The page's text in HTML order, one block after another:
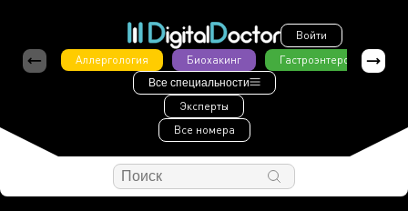
Войти
Аллергология
Биохакинг Гастроэнтерология
Все специальности
Эксперты
Все номера